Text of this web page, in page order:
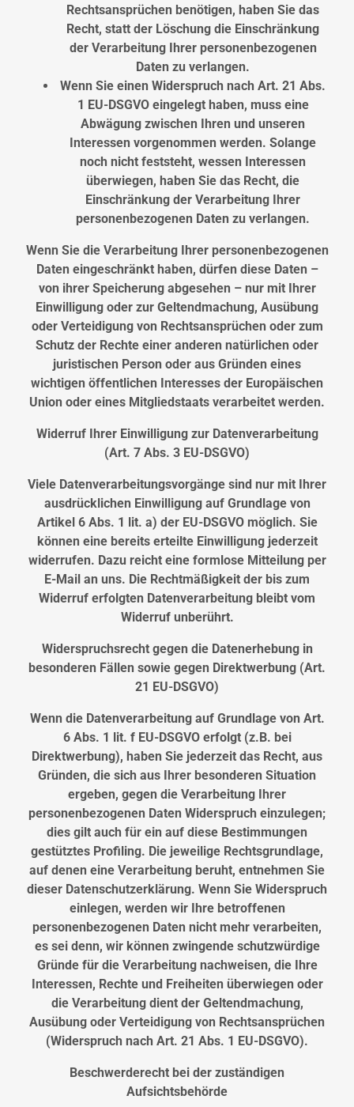
Rechtsansprüchen benötigen, haben Sie das
Recht, statt der Löschung die Einschränkung
der Verarbeitung Ihrer personenbezogenen
Daten zu verlangen.
Wenn Sie einen Widerspruch nach Art. 21 Abs.
1 EU-DSGVO eingelegt haben, muss eine
Abwägung zwischen Ihren und unseren
Interessen vorgenommen werden. Solange
noch nicht feststeht, wessen Interessen
überwiegen, haben Sie das Recht, die
Einschränkung der Verarbeitung Ihrer
personenbezogenen Daten zu verlangen.
Wenn Sie die Verarbeitung Ihrer personenbezogenen
Daten eingeschränkt haben, dürfen diese Daten –
von ihrer Speicherung abgesehen – nur mit Ihrer
Einwilligung oder zur Geltendmachung, Ausübung
oder Verteidigung von Rechtsansprüchen oder zum
Schutz der Rechte einer anderen natürlichen oder
juristischen Person oder aus Gründen eines
wichtigen öffentlichen Interesses der Europäischen
Union oder eines Mitgliedstaats verarbeitet werden.
Widerruf Ihrer Einwilligung zur Datenverarbeitung
(Art. 7 Abs. 3 EU-DSGVO)
Viele Datenverarbeitungsvorgänge sind nur mit Ihrer
ausdrücklichen Einwilligung auf Grundlage von
Artikel 6 Abs. 1 lit. a) der EU-DSGVO möglich. Sie
können eine bereits erteilte Einwilligung jederzeit
widerrufen. Dazu reicht eine formlose Mitteilung per
E-Mail an uns. Die Rechtmäßigkeit der bis zum
Widerruf erfolgten Datenverarbeitung bleibt vom
Widerruf unberührt.
Widerspruchsrecht gegen die Datenerhebung in
besonderen Fällen sowie gegen Direktwerbung (Art.
21 EU-DSGVO)
Wenn die Datenverarbeitung auf Grundlage von Art.
6 Abs. 1 lit. f EU-DSGVO erfolgt (z.B. bei
Direktwerbung), haben Sie jederzeit das Recht, aus
Gründen, die sich aus Ihrer besonderen Situation
ergeben, gegen die Verarbeitung Ihrer
personenbezogenen Daten Widerspruch einzulegen;
dies gilt auch für ein auf diese Bestimmungen
gestütztes Profiling. Die jeweilige Rechtsgrundlage,
auf denen eine Verarbeitung beruht, entnehmen Sie
dieser Datenschutzerklärung. Wenn Sie Widerspruch
einlegen, werden wir Ihre betroffenen
personenbezogenen Daten nicht mehr verarbeiten,
es sei denn, wir können zwingende schutzwürdige
Gründe für die Verarbeitung nachweisen, die Ihre
Interessen, Rechte und Freiheiten überwiegen oder
die Verarbeitung dient der Geltendmachung,
Ausübung oder Verteidigung von Rechtsansprüchen
(Widerspruch nach Art. 21 Abs. 1 EU-DSGVO).
Beschwerderecht bei der zuständigen
Aufsichtsbehörde